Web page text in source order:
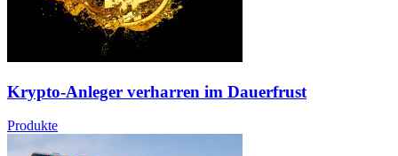
Krypto-Anleger verharren im Dauerfrust
Produkte